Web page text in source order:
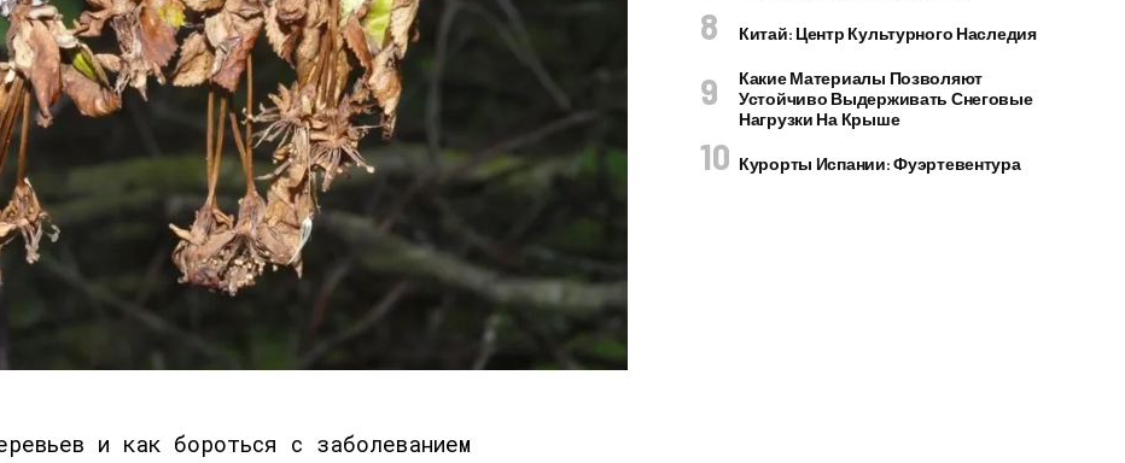
Китай: Центр Культурного Наследия
Какие Материалы Позволяют
Устойчиво Выдерживать Снеговые
Нагрузки На Крыше
Курорты Испании: Фуэртевентура